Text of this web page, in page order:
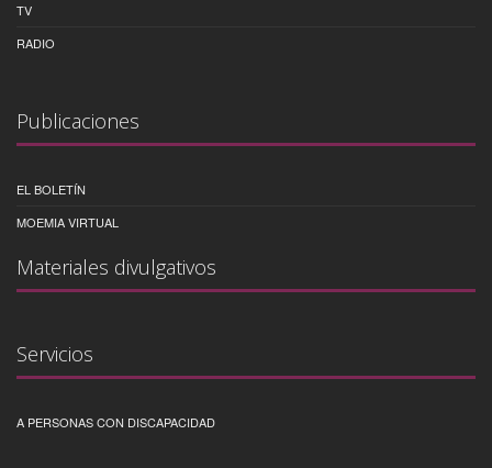
TV
RADIO
Publicaciones
EL BOLETÍN
MOEMIA VIRTUAL
Materiales divulgativos
Servicios
A PERSONAS CON DISCAPACIDAD